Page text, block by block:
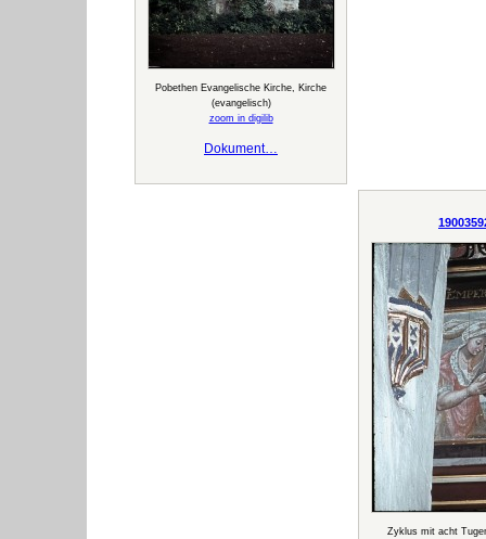
Pobethen Evangelische Kirche, Kirche
(evangelisch)
zoom in digilib
Dokument…
Zyklus mit acht